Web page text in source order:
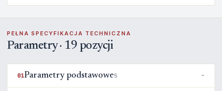
PEŁNA SPECYFIKACJA TECHNICZNA
Parametry · 19 pozycji
01Parametry podstawowe5